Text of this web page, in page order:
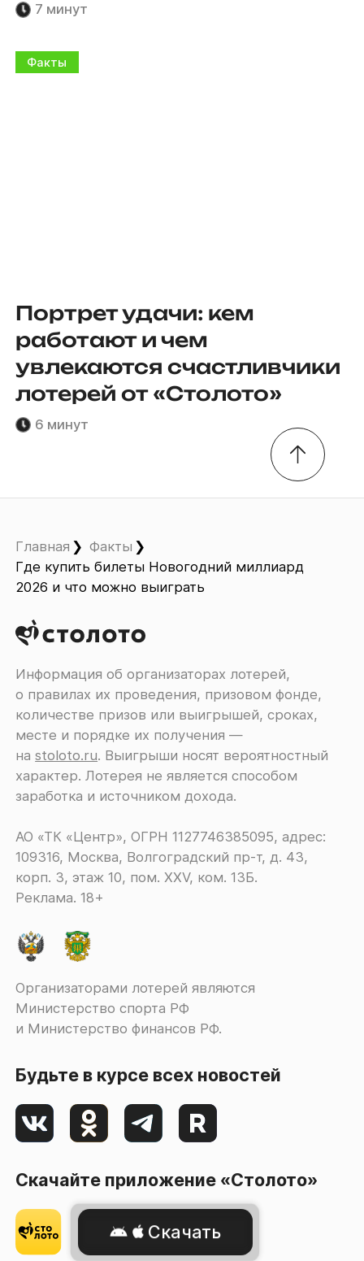
7 минут
Факты
Портрет удачи: кем
работают и чем
увлекаются счастливчики
лотерей от «Столото»
6 минут
Главная
Факты
Где купить билеты Новогодний миллиард
2026 и что можно выиграть
Информация об организаторах лотерей,
о правилах их проведения, призовом фонде,
количестве призов или выигрышей, сроках,
месте и порядке их получения ―
наstoloto.ru. Выигрыши носят вероятностный
характер. Лотерея не является способом
заработка и источником дохода.
АО «ТК «Центр», ОГРН 1127746385095, адрес:
109316, Москва, Волгоградский пр-т, д. 43,
корп. 3, этаж 10, пом. XXV, ком. 13Б.
Реклама. 18+
Организаторами лотерей являются
Министерство спорта РФ
и Министерство финансов РФ.
Будьте в курсе всех новостей
Скачайте приложение «Столото»
Скачать